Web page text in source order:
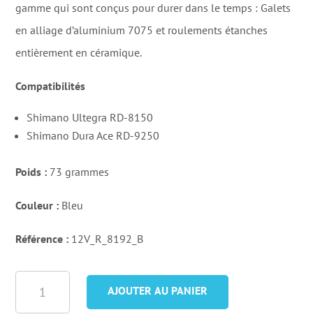
gamme qui sont conçus pour durer dans le temps : Galets
en alliage d’aluminium 7075 et roulements étanches
entièrement en céramique.
Compatibilités
Shimano Ultegra RD-8150
Shimano Dura Ace RD-9250
Poids : 73 grammes
Couleur : Bleu
Référence : 12V_R_8192_B
AJOUTER AU PANIER